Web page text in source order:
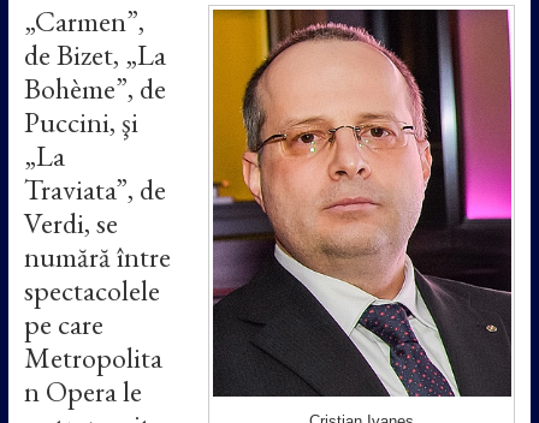
„Carmen”,
de Bizet, „La
Bohème”, de
Puccini, şi
„La
Traviata”, de
Verdi, se
numără între
spectacolele
pe care
Metropolita
n Opera le